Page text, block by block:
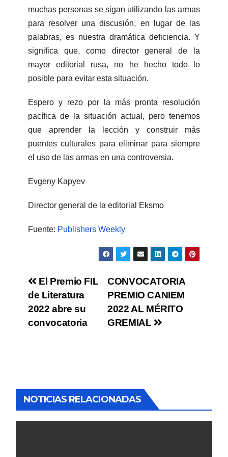
muchas personas se sigan utilizando las armas
para resolver una discusión, en lugar de las
palabras, es nuestra dramática deficiencia. Y
significa que, como director general de la
mayor editorial rusa, no he hecho todo lo
posible para evitar esta situación.
Espero y rezo por la más pronta resolución
pacífica de la situación actual, pero tenemos
que aprender la lección y construir más
puentes culturales para eliminar para siempre
el uso de las armas en una controversia.
Evgeny Kapyev
Director general de la editorial Eksmo
Fuente: Publishers Weekly
CONVOCATORIA
PREMIO CANIEM
2022 AL MÉRITO
GREMIAL
El Premio FIL
de Literatura
2022 abre su
convocatoria
NOTICIAS RELACIONADAS